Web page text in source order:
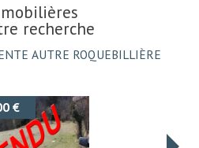
recherche
AUTRE ROQUEBILLIÈRE